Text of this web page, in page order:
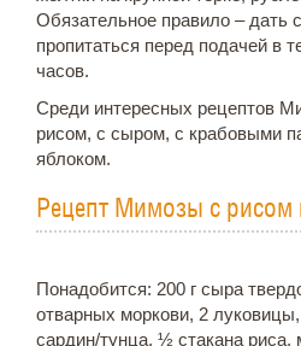
Обязательное правило – дать
пропитаться перед подачей в
часов.
Среди интересных рецептов
рисом, с сыром, с крабовыми
яблоком.
Рецепт Мимозы с рисом
Понадобится: 200 г сыра
отварных моркови, 2
сардин/тунца, ½ стакана риса,